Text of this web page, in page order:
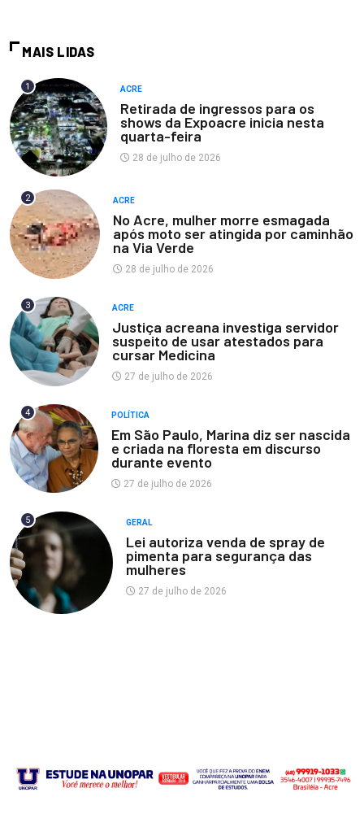
MAIS LIDAS
1 ACRE
Retirada de ingressos para os
shows da Expoacre inicia nesta
quarta-feira
28 de julho de 2026
2 ACRE
No Acre, mulher morre esmagada
após moto ser atingida por caminhão
na Via Verde
28 de julho de 2026
3 ACRE
Justiça acreana investiga servidor
suspeito de usar atestados para
cursar Medicina
27 de julho de 2026
4 POLÍTICA
Em São Paulo, Marina diz ser nascida
e criada na floresta em discurso
durante evento
27 de julho de 2026
5 GERAL
Lei autoriza venda de spray de
pimenta para segurança das
mulheres
27 de julho de 2026